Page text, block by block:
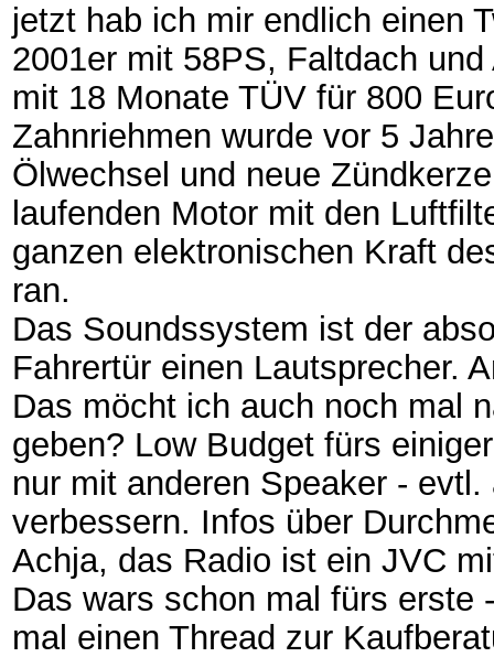
jetzt hab ich mir endlich einen
2001er mit 58PS, Faltdach
mit 18 Monate TÜV für 800
Zahnriehmen wurde vor 5
Ölwechsel und neue
laufenden Motor mit den
ganzen elektronischen Kraft
ran.
Das Soundssystem ist der
Fahrertür einen Lautsprecher.
Das möcht ich auch noch mal
geben? Low Budget fürs
nur mit anderen Speaker -
verbessern. Infos über
Achja, das Radio ist ein JVC
Das wars schon mal fürs erste
mal einen Thread zur